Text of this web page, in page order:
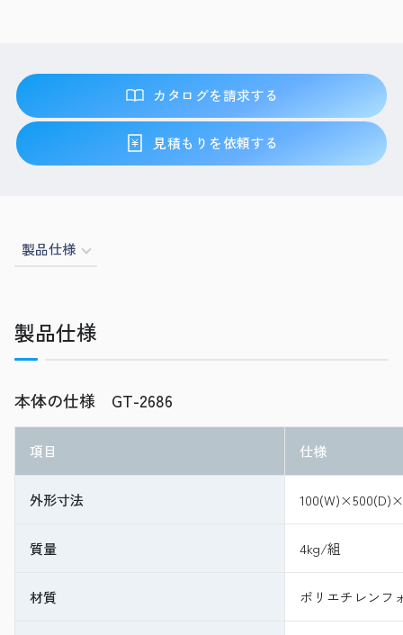
カタログを請求する
見積もりを依頼する
製品仕様
製品仕様
本体の仕様 GT-2686
項目 仕様
外形寸法
質量 4kg/組
材質 ポリエチレンフ